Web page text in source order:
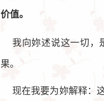
价值。
我向妳述说这一切，
果。
现在我要为妳解释：